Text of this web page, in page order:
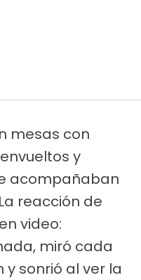
mesas con
y
acompañaban
reacción de
video:
miró cada
sonrió al ver la